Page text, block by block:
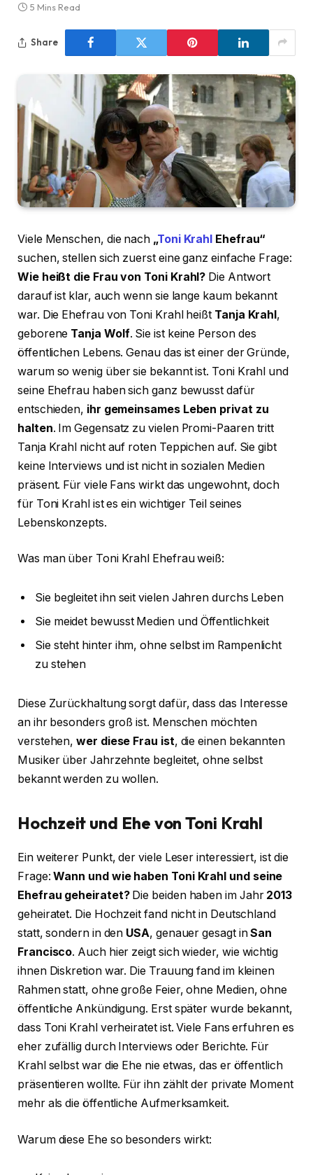
5 Mins Read
Share
Viele Menschen, die nach „Toni Krahl Ehefrau“
suchen, stellen sich zuerst eine ganz einfache Frage:
Wie heißt die Frau von Toni Krahl? Die Antwort
darauf ist klar, auch wenn sie lange kaum bekannt
war. Die Ehefrau von Toni Krahl heißt Tanja Krahl,
geborene Tanja Wolf. Sie ist keine Person des
öffentlichen Lebens. Genau das ist einer der Gründe,
warum so wenig über sie bekannt ist. Toni Krahl und
seine Ehefrau haben sich ganz bewusst dafür
entschieden, ihr gemeinsames Leben privat zu
halten. Im Gegensatz zu vielen Promi-Paaren tritt
Tanja Krahl nicht auf roten Teppichen auf. Sie gibt
keine Interviews und ist nicht in sozialen Medien
präsent. Für viele Fans wirkt das ungewohnt, doch
für Toni Krahl ist es ein wichtiger Teil seines
Lebenskonzepts.
Was man über Toni Krahl Ehefrau weiß:
Sie begleitet ihn seit vielen Jahren durchs Leben
Sie meidet bewusst Medien und Öffentlichkeit
Sie steht hinter ihm, ohne selbst im Rampenlicht
zu stehen
Diese Zurückhaltung sorgt dafür, dass das Interesse
an ihr besonders groß ist. Menschen möchten
verstehen,wer diese Frau ist, die einen bekannten
Musiker über Jahrzehnte begleitet, ohne selbst
bekannt werden zu wollen.
Hochzeit und Ehe von Toni Krahl
Ein weiterer Punkt, der viele Leser interessiert, ist die
Frage:Wann und wie haben Toni Krahl und seine
Ehefrau geheiratet?Die beiden haben im Jahr 2013
geheiratet. Die Hochzeit fand nicht in Deutschland
statt, sondern in den USA, genauer gesagt inSan
Francisco. Auch hier zeigt sich wieder, wie wichtig
ihnen Diskretion war. Die Trauung fand im kleinen
Rahmen statt, ohne große Feier, ohne Medien, ohne
öffentliche Ankündigung. Erst später wurde bekannt,
dass Toni Krahl verheiratet ist. Viele Fans erfuhren es
eher zufällig durch Interviews oder Berichte. Für
Krahl selbst war die Ehe nie etwas, das er öffentlich
präsentieren wollte. Für ihn zählt der private Moment
mehr als die öffentliche Aufmerksamkeit.
Warum diese Ehe so besonders wirkt: